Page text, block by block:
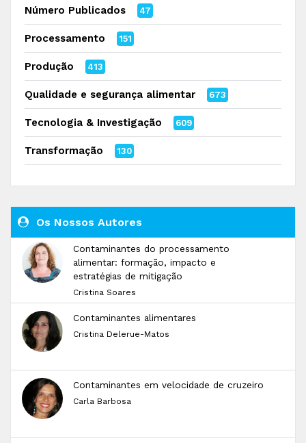
Número Publicados 47
Processamento 151
Produção 413
Qualidade e segurança alimentar 673
Tecnologia & Investigação 609
Transformação 130
Os Nossos Autores
Contaminantes do processamento
alimentar: formação, impacto e
estratégias de mitigação
Cristina Soares
Contaminantes alimentares
Cristina Delerue-Matos
Contaminantes em velocidade de cruzeiro
Carla Barbosa